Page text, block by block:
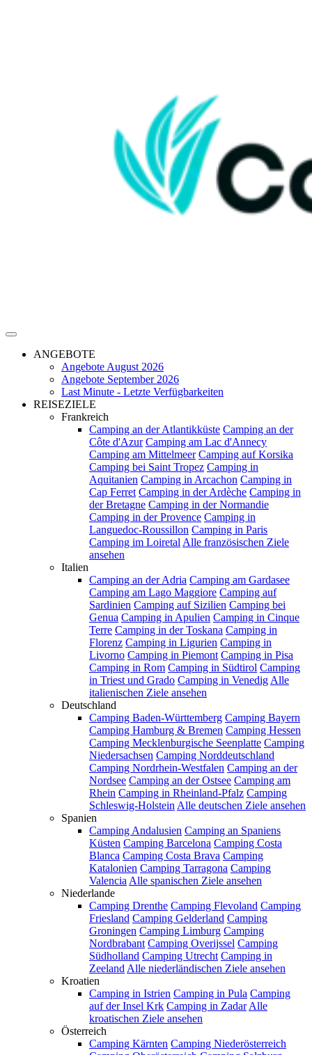
ANGEBOTE
Angebote August 2026
Angebote September 2026
Last Minute - Letzte Verfügbarkeiten
REISEZIELE
Frankreich
Camping an der Atlantikküste Camping an der
Côte d'Azur Camping am Lac d'Annecy
Camping am Mittelmeer Camping auf Korsika
Camping bei Saint Tropez Camping in
Aquitanien Camping in Arcachon Camping in
Cap Ferret Camping in der Ardèche Camping in
der Bretagne Camping in der Normandie
Camping in der Provence Camping in
Languedoc-Roussillon Camping in Paris
Camping im Loiretal Alle französischen Ziele
ansehen
Italien
Camping an der Adria Camping am Gardasee
Camping am Lago Maggiore Camping auf
Sardinien Camping auf Sizilien Camping bei
Genua Camping in Apulien Camping in Cinque
Terre Camping in der Toskana Camping in
Florenz Camping in Ligurien Camping in
Livorno Camping in Piemont Camping in Pisa
Camping in Rom Camping in Südtirol Camping
in Triest und Grado Camping in Venedig Alle
italienischen Ziele ansehen
Deutschland
Camping Baden-Württemberg Camping Bayern
Camping Hamburg & Bremen Camping Hessen
Camping Mecklenburgische Seenplatte Camping
Niedersachsen Camping Norddeutschland
Camping Nordrhein-Westfalen Camping an der
Nordsee Camping an der Ostsee Camping am
Rhein Camping in Rheinland-Pfalz Camping
Schleswig-Holstein Alle deutschen Ziele ansehen
Spanien
Camping Andalusien Camping an Spaniens
Küsten Camping Barcelona Camping Costa
Blanca Camping Costa Brava Camping
Katalonien Camping Tarragona Camping
Valencia Alle spanischen Ziele ansehen
Niederlande
Camping Drenthe Camping Flevoland Camping
Friesland Camping Gelderland Camping
Groningen Camping Limburg Camping
Nordbrabant Camping Overijssel Camping
Südholland Camping Utrecht Camping in
Zeeland Alle niederländischen Ziele ansehen
Kroatien
Camping in Istrien Camping in Pula Camping
auf der Insel Krk Camping in Zadar Alle
kroatischen Ziele ansehen
Österreich
Camping Kärnten Camping Niederösterreich